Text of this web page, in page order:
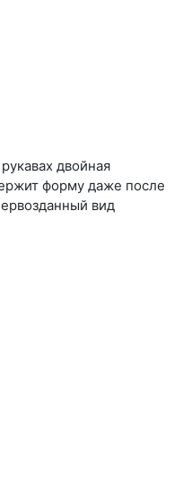
двойная
форму даже после
вид